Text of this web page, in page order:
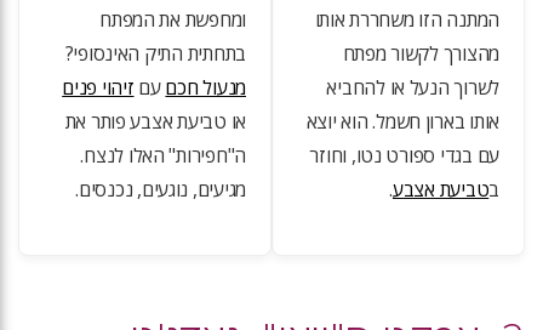
המתנה הזו משחררת אותו
מהצורך לקשור מפתח
לשרוך הנעל או להחביא
אותו בארון חשמל. הוא יוצא
עם בגדי ספורט נטו, וחוזר
בטביעת אצבע.
ומחפשת את המפתח
בתחתית התיק האינסופי?
מנעול חכםעם זיהוי פנים
או טביעת אצבע פותר את
ה"חפירות" האלו לנצח.
מגיעים, נוגעים, נכנסים.